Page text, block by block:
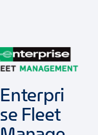
Enterpri
se Fleet